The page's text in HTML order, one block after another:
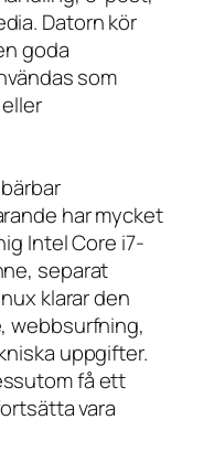
Datorn kör
goda
som
har mycket
Intel Core i7-
separat
klarar den
webbsurfning,
uppgifter.
få ett
vara